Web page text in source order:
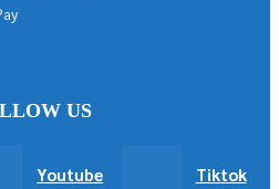
US
Youtube Tiktok